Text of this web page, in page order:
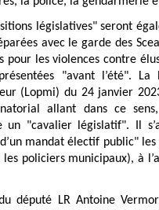
législatives" seront
avec le garde des
pour les violences contre
"avant l’été".
(Lopmi) du 24 janvier
allant dans ce
"cavalier législatif". Il
mandat électif public" les
policiers municipaux), à
député LR Antoine